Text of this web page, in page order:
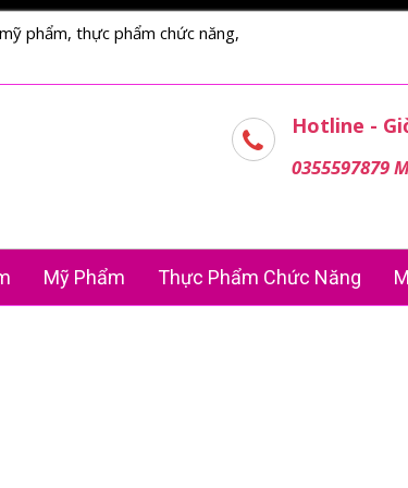
phẩm, thực phẩm chức năng,
Hotline -
0355597879
Mỹ Phẩm Thực Phẩm Chức Năng